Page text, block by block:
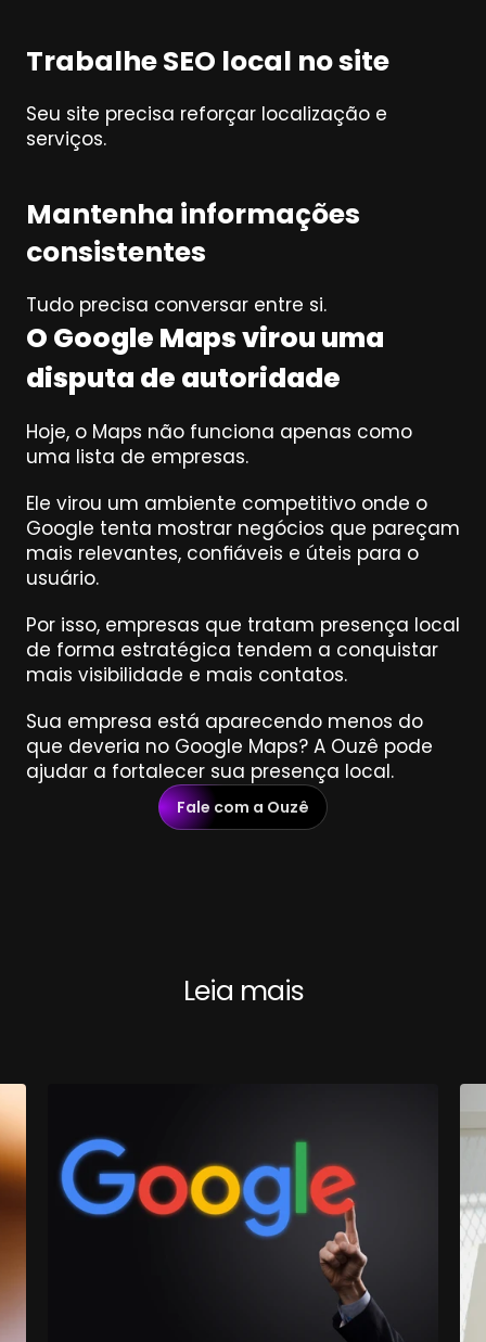
Leia mais
Trabalhe SEO local no site
Seu site precisa reforçar localização e
serviços.
Mantenha informações
consistentes
Tudo precisa conversar entre si.
O Google Maps virou uma
disputa de autoridade
Hoje, o Maps não funciona apenas como
uma lista de empresas.
Ele virou um ambiente competitivo onde o
Google tenta mostrar negócios que pareçam
mais relevantes, confiáveis e úteis para o
usuário.
Por isso, empresas que tratam presença local
de forma estratégica tendem a conquistar
mais visibilidade e mais contatos.
Sua empresa está aparecendo menos do
que deveria no Google Maps? A Ouzê pode
ajudar a fortalecer sua presença local.
Fale com a Ouzê